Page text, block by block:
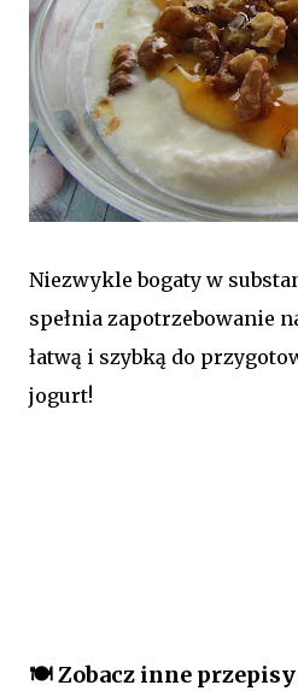
Niezwykle bogaty w
spełnia zapotrzebowanie
łatwą i szybką do
jogurt!
🍽️ Zobacz inne